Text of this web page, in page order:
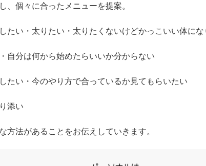
、個々に合ったメニューを提案。
たい・太りたい・太りたくないけどかっこいい体にな
自分は何から始めたらいいか分からない
たい・今のやり方で合っているか見てもらいたい
添い
方法があることをお伝えしていきます。